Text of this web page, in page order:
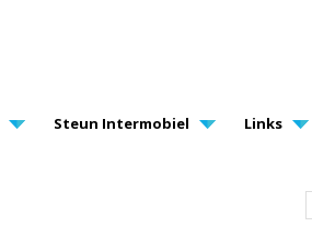
Steun Intermobiel Links